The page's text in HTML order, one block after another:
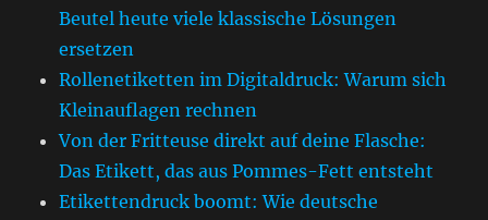
Beutel heute viele klassische Lösungen
ersetzen
Rollenetiketten im Digitaldruck: Warum sich
Kleinauflagen rechnen
Von der Fritteuse direkt auf deine Flasche:
Das Etikett, das aus Pommes-Fett entsteht
Etikettendruck boomt: Wie deutsche